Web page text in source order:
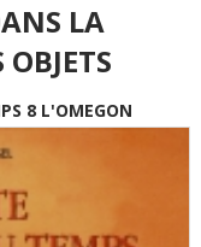
LA
8 L'OMEGON